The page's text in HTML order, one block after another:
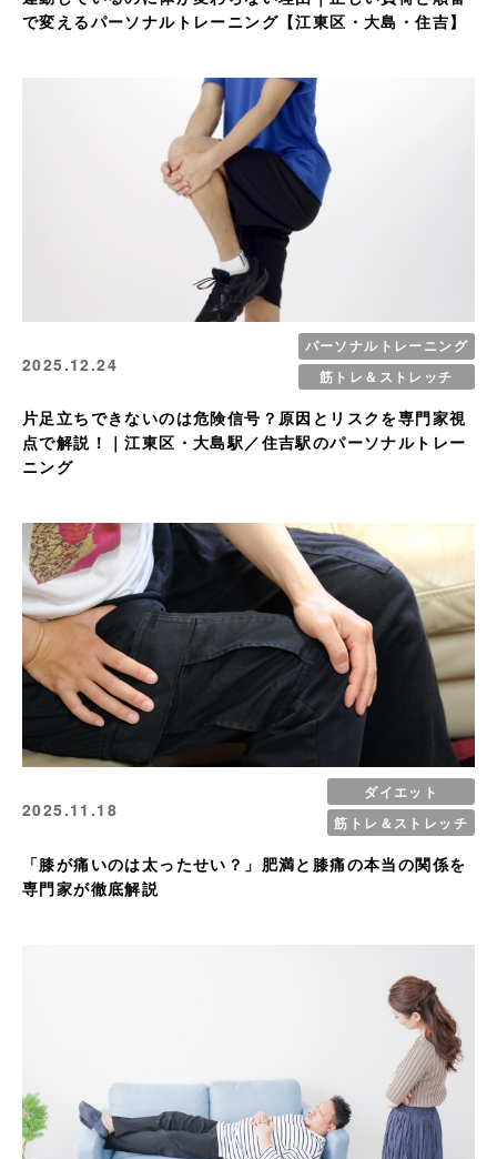
で変えるパーソナルトレーニング【江東区・大島・住吉】
2025.12.24
パーソナルトレーニング
筋トレ＆ストレッチ
片足立ちできないのは危険信号？原因とリスクを専門家視
点で解説！｜江東区・大島駅／住吉駅のパーソナルトレー
ニング
2025.11.18
ダイエット
筋トレ＆ストレッチ
「膝が痛いのは太ったせい？」肥満と膝痛の本当の関係を
専門家が徹底解説